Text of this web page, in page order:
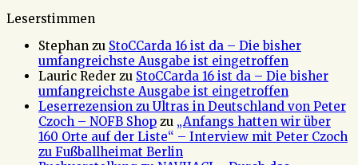
Leserstimmen
Stephan zu StoCCarda 16 ist da – Die bisher
umfangreichste Ausgabe ist eingetroffen
Lauric Reder zu StoCCarda 16 ist da – Die bisher
umfangreichste Ausgabe ist eingetroffen
Leserrezension zu Ultras in Deutschland von Peter
Czoch – NOFB Shop zu „Anfangs hatten wir über
160 Orte auf der Liste“ – Interview mit Peter Czoch
zu Fußballheimat Berlin